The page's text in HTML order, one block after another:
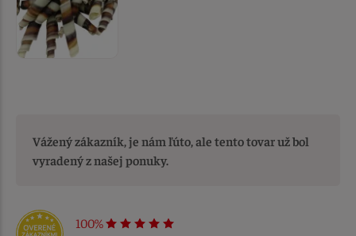
Vážený zákazník, je nám ľúto, ale tento tovar už bol
vyradený z našej ponuky.
100%